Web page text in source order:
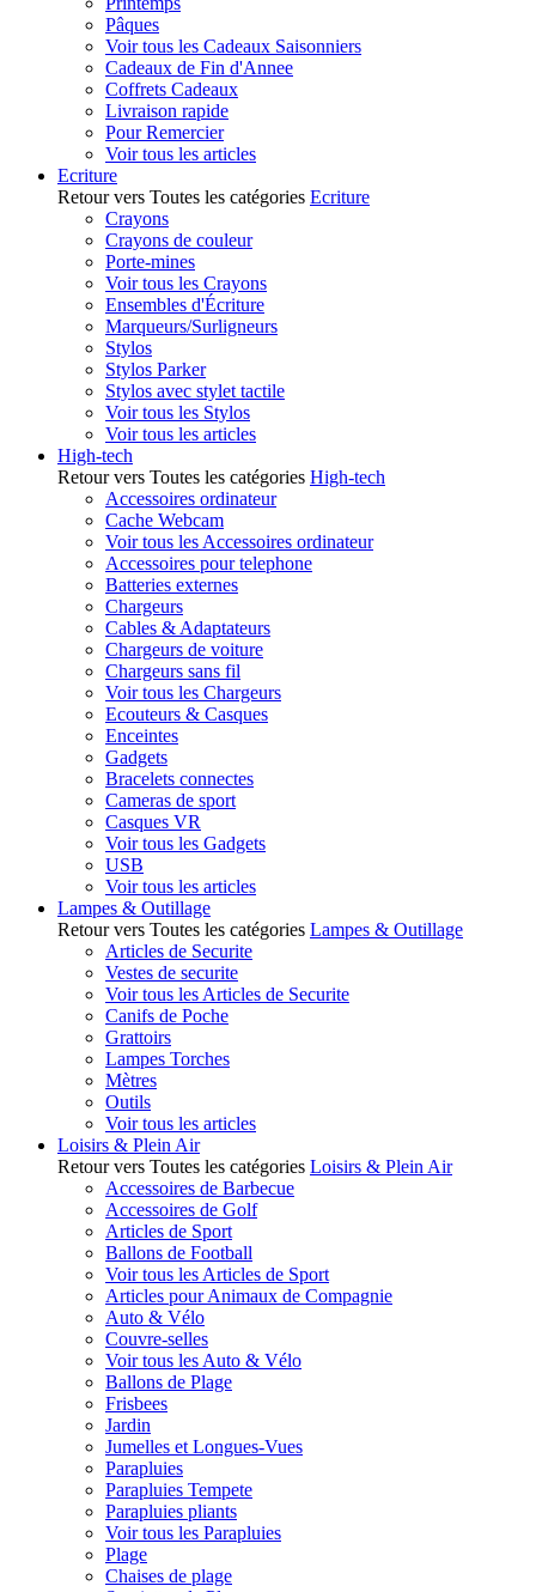
Pâques
Voir tous les Cadeaux Saisonniers
Cadeaux de Fin d'Annee
Coffrets Cadeaux
Livraison rapide
Pour Remercier
Voir tous les articles
Ecriture
Retour vers Toutes les catégories Ecriture
Crayons
Crayons de couleur
Porte-mines
Voir tous les Crayons
Ensembles d'Écriture
Marqueurs/Surligneurs
Stylos
Stylos Parker
Stylos avec stylet tactile
Voir tous les Stylos
Voir tous les articles
High-tech
Retour vers Toutes les catégories High-tech
Accessoires ordinateur
Cache Webcam
Voir tous les Accessoires ordinateur
Accessoires pour telephone
Batteries externes
Chargeurs
Cables & Adaptateurs
Chargeurs de voiture
Chargeurs sans fil
Voir tous les Chargeurs
Ecouteurs & Casques
Enceintes
Gadgets
Bracelets connectes
Cameras de sport
Casques VR
Voir tous les Gadgets
USB
Voir tous les articles
Lampes & Outillage
Retour vers Toutes les catégories Lampes & Outillage
Articles de Securite
Vestes de securite
Voir tous les Articles de Securite
Canifs de Poche
Grattoirs
Lampes Torches
Mètres
Outils
Voir tous les articles
Loisirs & Plein Air
Retour vers Toutes les catégories Loisirs & Plein Air
Accessoires de Barbecue
Accessoires de Golf
Articles de Sport
Ballons de Football
Voir tous les Articles de Sport
Articles pour Animaux de Compagnie
Auto & Vélo
Couvre-selles
Voir tous les Auto & Vélo
Ballons de Plage
Frisbees
Jardin
Jumelles et Longues-Vues
Parapluies
Parapluies Tempete
Parapluies pliants
Voir tous les Parapluies
Plage
Chaises de plage